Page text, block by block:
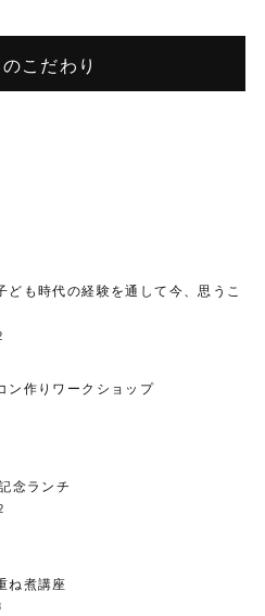
こだわり
ども時代の経験を通して今、思うこ
ン作りワークショップ
念ランチ
ね煮講座